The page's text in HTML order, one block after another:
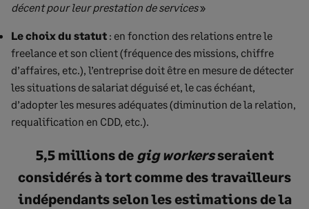
décent pour leur prestation de services»
Le choix du statut : en fonction des relations entre le
freelance et son client (fréquence des missions, chiffre
d’affaires, etc.), l’entreprise doit être en mesure de détecter
les situations de salariat déguisé et, le cas échéant,
d’adopter les mesures adéquates (diminution de la relation,
requalification en CDD, etc.).
5,5 millions degig workersseraient
considérés à tort comme des travailleurs
indépendants selon les estimations de la